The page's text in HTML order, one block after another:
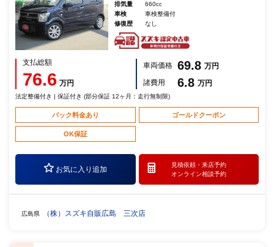
排気量
660cc
車検
車検整備付
修復歴
なし
支払総額
76.6 万円
車両価格 69.8 万円
諸費用
6.8 万円
法定整備付き | 保証付き (部分保証 12ヶ月：走行無制限)
パック料金あり ゴールドクーポン
OK保証
お気に入り追加
見積依頼・ 来店予約
オンライン相談予約
広島県 （株）スズキ自販広島 三次店